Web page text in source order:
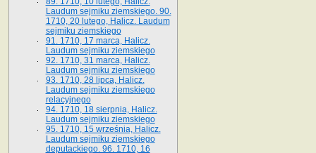
Laudum sejmiku ziemskiego. 90.
1710, 20 lutego, Halicz. Laudum
sejmiku ziemskiego
91. 1710, 17 marca, Halicz.
Laudum sejmiku ziemskiego
92. 1710, 31 marca, Halicz.
Laudum sejmiku ziemskiego
93. 1710, 28 lipca, Halicz.
Laudum sejmiku ziemskiego
relacyjnego
94. 1710, 18 sierpnia, Halicz.
Laudum sejmiku ziemskiego
95. 1710, 15 września, Halicz.
Laudum sejmiku ziemskiego
deputackiego. 96. 1710, 16